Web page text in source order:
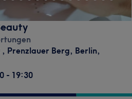
, Prenzlauer Berg, Berlin,
- 19:30